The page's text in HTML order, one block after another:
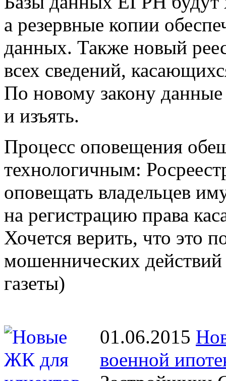
а резервные копии
данных. Также новый
всех сведений,
По новому закону данные
и изъять.
Процесс оповещения
технологичным:
оповещать владельцев
на регистрацию права
Хочется верить, что это
мошеннических
газеты)
01.06.2015
военной